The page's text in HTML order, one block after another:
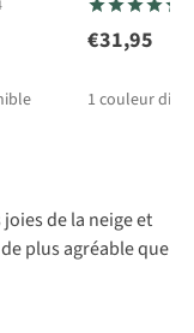
€31,95
1 couleur
de la neige et
plus agréable que